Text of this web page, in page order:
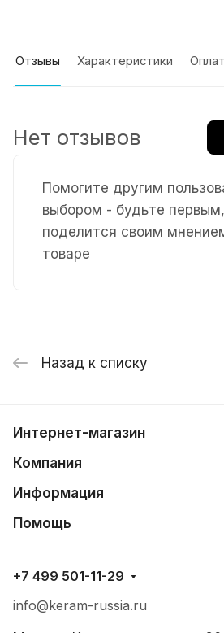
Отзывы Характеристики
Помогите другим
выбором - будьте
поделится своим
товаре
Нет отзывов
Назад к списку
Интернет-магазин
Компания
Информация
Помощь
+7 499 501-11-29
info@keram-russia.ru